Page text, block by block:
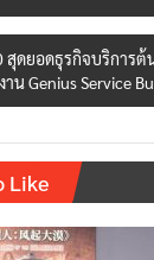
ดยอดธุรกิจบริการต้
าน Genius Service
Like